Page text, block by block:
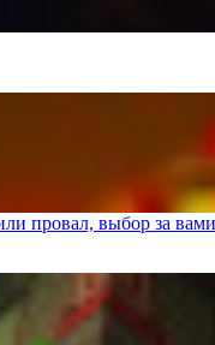
провал, выбор за вами